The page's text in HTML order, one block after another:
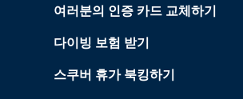
여러분의 인증 카드 교체하기
다이빙 보험 받기
스쿠버 휴가 북킹하기